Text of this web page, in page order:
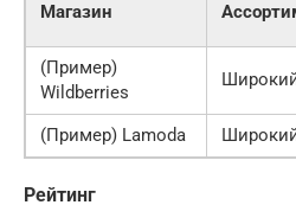
Магазин
(Пример)
Wildberries
(Пример) Lamoda
Рейтинг